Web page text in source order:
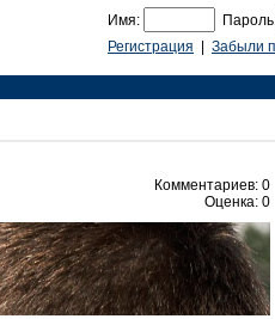
Имя:
Регистрация
Забыли
Комментариев: 0
Оценка: 0